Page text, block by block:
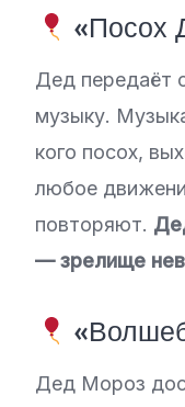
«Посох
Дед передаёт
музыку.
кого посох,
любое
повторяют.
— зрелище
Дед Мороз